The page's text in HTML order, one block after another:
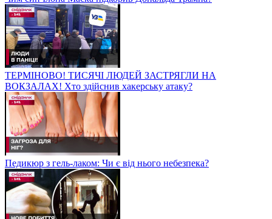
ТЕРМІНОВО! ТИСЯЧІ ЛЮДЕЙ ЗАСТРЯГЛИ НА
ВОКЗАЛАХ! Хто здійснив хакерську атаку?
Педикюр з гель-лаком: Чи є від нього небезпека?